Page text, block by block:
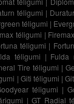
téligumi |
téligumi |
téligumi |
téligumi |
téligumi | Fulda
Tire téligumi |
| Giti téligumi |
téligumi |
|GT Radial